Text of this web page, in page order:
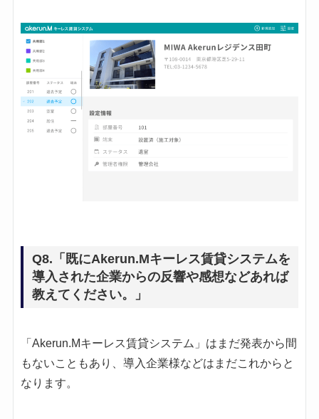
Q8.「既にAkerun.Mキーレス賃貸システムを
導入された企業からの反響や感想などあれば
教えてください。」
「Akerun.Mキーレス賃貸システム」はまだ発表から間
もないこともあり、導入企業様などはまだこれからと
なります。